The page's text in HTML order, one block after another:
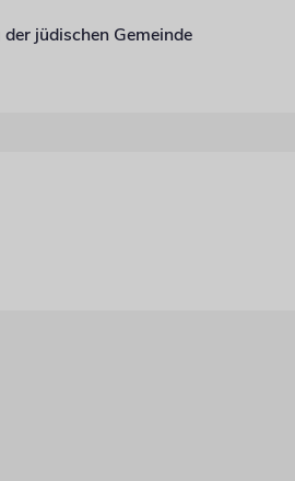
jüdischen Gemeinde